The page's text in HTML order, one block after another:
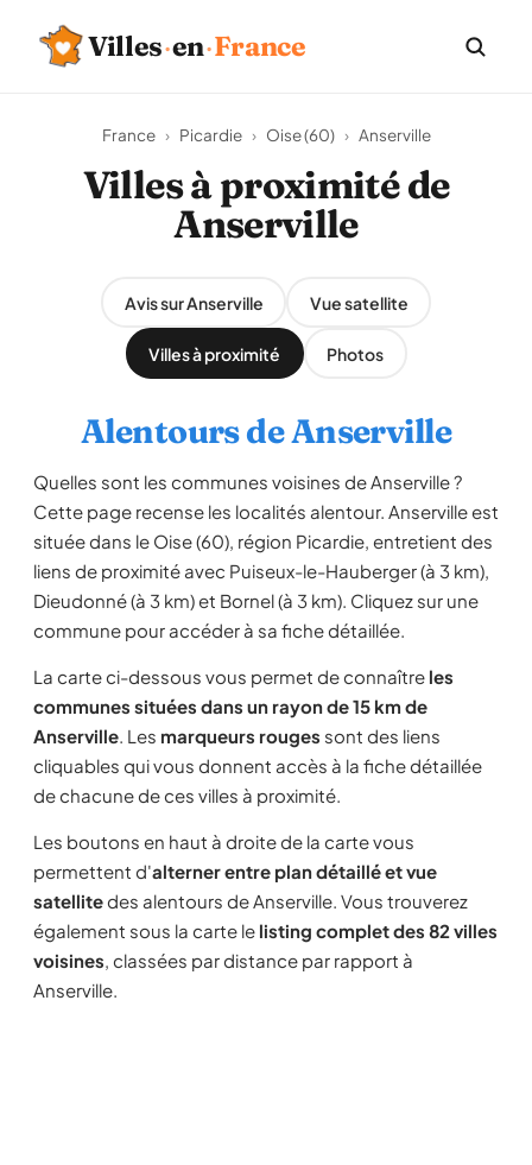
Villes·en·France
France › Picardie › Oise (60) › Anserville
Villes à proximité de
Anserville
Avis sur Anserville Vue satellite
Villes à proximité Photos
Alentours de Anserville
Quelles sont les communes voisines de Anserville ?
Cette page recense les localités alentour. Anserville est
située dans le Oise (60), région Picardie, entretient des
liens de proximité avec Puiseux-le-Hauberger (à 3 km),
Dieudonné (à 3 km) et Bornel (à 3 km). Cliquez sur une
commune pour accéder à sa fiche détaillée.
La carte ci-dessous vous permet de connaître les
communes situées dans un rayon de 15 km de
Anserville. Les marqueurs rouges sont des liens
cliquables qui vous donnent accès à la fiche détaillée
de chacune de ces villes à proximité.
Les boutons en haut à droite de la carte vous
permettent d'alterner entre plan détaillé et vue
satellitedes alentours de Anserville. Vous trouverez
également sous la carte le listing complet des 82 villes
voisines, classées par distance par rapport à
Anserville.